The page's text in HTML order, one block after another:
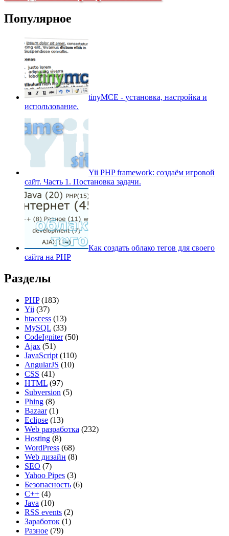
Популярное
tinyMCE - установка, настройка и
использование.
Yii PHP framework: создаём игровой
сайт. Часть 1. Постановка задачи.
Как создать облако тегов для своего
сайта на PHP
Разделы
PHP(183)
Yii (37)
htaccess (13)
MySQL (33)
CodeIgniter(50)
Ajax (51)
JavaScript (110)
AngularJS (10)
CSS (41)
HTML (97)
Subversion (5)
Phing (8)
Bazaar(1)
Eclipse (13)
Web разработка (232)
Hosting (8)
WordPress (68)
Web дизайн (8)
SEO (7)
Yahoo Pipes (3)
Безопасность (6)
C++ (4)
Java (10)
RSS events (2)
Заработок (1)
Разное (79)